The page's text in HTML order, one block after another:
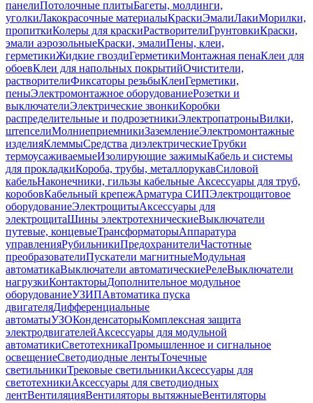
панелиПотолочные плитыБагеты, молдинги,
уголкиЛакокрасочные материалыКраскиЭмалиЛакиМорилки,
пропиткиКолеры для краскиРастворителиГрунтовкиКраски,
эмали аэрозольныеКраски, эмалиПены, клеи,
герметикиЖидкие гвоздиГерметикиМонтажная пенаКлеи для
обоевКлеи для напольных покрытийОчистители,
растворителиФиксаторы резьбыКлеиГерметики,
пеныЭлектромонтажное оборудованиеРозетки и
выключателиЭлектрические звонкиКоробки
распределительные и подрозетникиЭлектропатроныВилки,
штепселиМолниеприемникиЗаземлениеЭлектромонтажные
изделияКлеммыСредства диэлектрическиеТрубки
термоусаживаемыеИзолирующие зажимыКабель и системы
для прокладкиКороба, трубы, металлорукавСиловой
кабельНаконечники, гильзы кабельные Аксессуары для труб,
коробовКабельный крепежАрматура СИПЭлектрощитовое
оборудованиеЭлектрощитыАксессуары для
электрощитаШины электротехническиеВыключатели
путевые, концевыеТрансформаторыАппаратура
управленияРубильникиПредохранителиЧастотные
преобразователиПускатели магнитныеМодульная
автоматикаВыключатели автоматическиеРелеВыключатели
нагрузкиКонтакторыДополнительное модульное
оборудованиеУЗИПАвтоматика пуска
двигателяДифференциальные
автоматыУЗОКонденсаторыКомплексная защита
электродвигателейАксессуары для модульной
автоматикиСветотехникаПромышленное и сигнальное
освещениеСветодиодные лентыТочечные
светильникиТрековые светильникиАксессуары для
светотехникиАксессуары для светодиодных
лентВентиляцияВентиляторы вытяжныеВентиляторы